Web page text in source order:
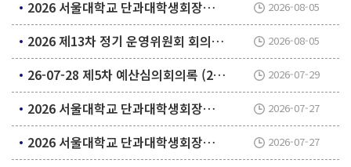
2026 서울대학교 단과대학생회장연석회의 제58차 운영위원회 2026-08-05
2026 제13차 정기 운영위원회 회의 결과지 2026-08-05
26-07-28 제5차 예산심의회의록 (2026-2기) 2026-07-29
2026 서울대학교 단과대학생회장연석회의 제57차 운영위원회 2026-07-27
2026 서울대학교 단과대학생회장연석회의 제56차 운영위원회 2026-07-27